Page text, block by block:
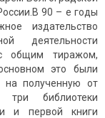
90 – е годы
издательство
деятельности
общим тиражом,
это были
на полученную от
библиотеки
и первой книги